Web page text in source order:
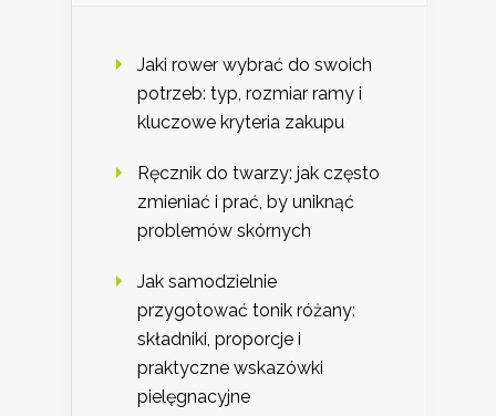
Jaki rower wybrać do swoich
potrzeb: typ, rozmiar ramy i
kluczowe kryteria zakupu
Ręcznik do twarzy: jak często
zmieniać i prać, by uniknąć
problemów skórnych
Jak samodzielnie
przygotować tonik różany:
składniki, proporcje i
praktyczne wskazówki
pielęgnacyjne